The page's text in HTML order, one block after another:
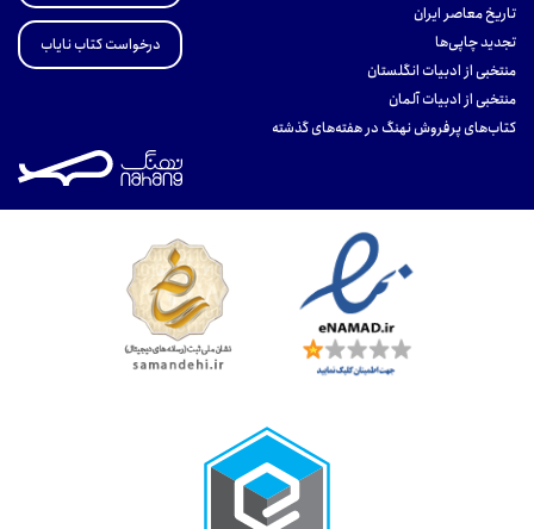
تاریخ معاصر ایران
تجدید چاپی‌ها
منتخبی از ادبیات انگلستان
منتخبی از ادبیات آلمان
کتاب‌های پرفروش نهنگ در هفته‌های گذشته
درخواست کتاب نایاب